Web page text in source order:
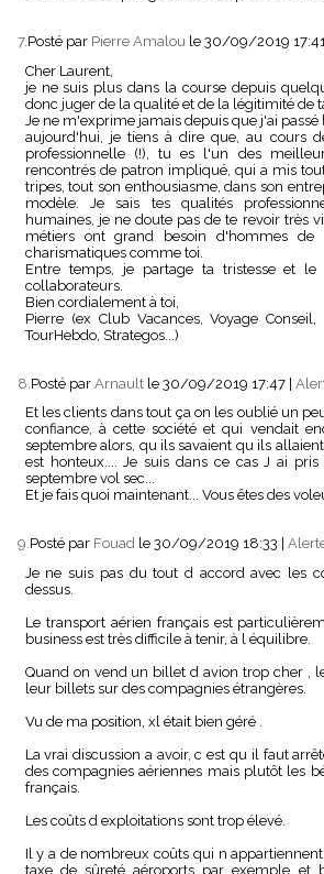
7.Posté par Pierre Amalou le 30/09/2019
Cher Laurent,
je ne suis plus dans la course depuis
donc juger de la qualité et de la légitimité de
Je ne m'exprime jamais depuis que j'ai passé
aujourd'hui, je tiens à dire que, au cours
professionnelle (!), tu es l'un des
rencontrés de patron impliqué, qui a mis
tripes, tout son enthousiasme, dans son
modèle. Je sais tes qualités
humaines, je ne doute pas de te revoir très
métiers ont grand besoin d'hommes de
charismatiques comme toi.
Entre temps, je partage ta tristesse et le
collaborateurs.
Bien cordialement à toi,
Pierre (ex Club Vacances, Voyage Conseil,
TourHebdo, Strategos...)
8. Posté par Arnault le 30/09/2019 17:47 |
Et les clients dans tout ça on les oublié un
confiance, à cette société et qui vendait
septembre alors, qu ils savaient qu ils
est honteux.... Je suis dans ce cas J ai
septembre vol sec...
Et je fais quoi maintenant... Vous êtes des
9. Posté par Fouad le 30/09/2019 18:33
Je ne suis pas du tout d accord avec les
dessus.
Le transport aérien français est
business est très difficile à tenir, à l équilibre.
Quand on vend un billet d avion trop cher ,
leur billets sur des compagnies étrangères.
Vu de ma position, xl était bien géré .
La vrai discussion a avoir, c est qu il faut
des compagnies aériennes mais plutôt les
français.
Les coûts d exploitations sont trop élevé.
Il y a de nombreux coûts qui n
taxe de sûreté aéroports par exemple et